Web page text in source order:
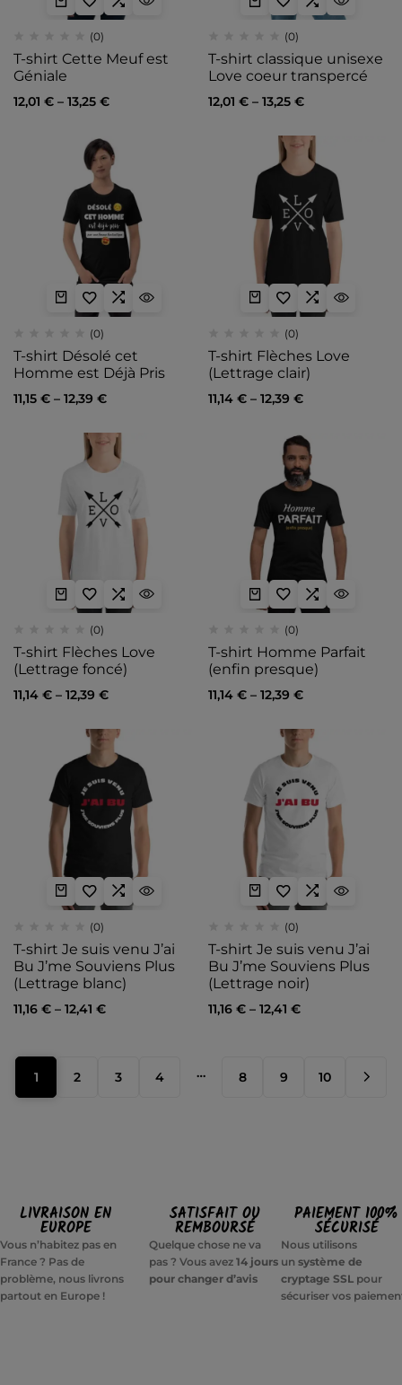
(0)
T-shirt Cette Meuf est
Géniale
12,01 € – 13,25 €
(0)
T-shirt classique unisexe
Love coeur transpercé
12,01 €– 13,25 €
(0)
T-shirt Désolé cet
Homme est Déjà Pris
11,15 € – 12,39 €
(0)
T-shirt Flèches Love
(Lettrage clair)
11,14 €– 12,39 €
(0)
T-shirt Flèches Love
(Lettrage foncé)
11,14 € – 12,39 €
(0)
T-shirt Homme Parfait
(enfin presque)
11,14 €– 12,39 €
(0)
T-shirt Je suis venu J’ai
Bu J’me Souviens Plus
(Lettrage blanc)
11,16 € – 12,41 €
(0)
T-shirt Je suis venu J’ai
Bu J’me Souviens Plus
(Lettrage noir)
11,16 €– 12,41 €
1 2 3 4 … 8 9 10
LIVRAISON EN
EUROPE
Vous n’habitez pas en
France ? Pas de
problème, nous livrons
partout en Europe !
SATISFAIT OU
REMBOURSÉ
Quelque chose ne va
pas ? Vous avez14 jours
pour changer d’avis
PAIEMENT 100%
SÉCURISÉ
Nous utilisons
un système de
cryptage SSLpour
sécuriser vos